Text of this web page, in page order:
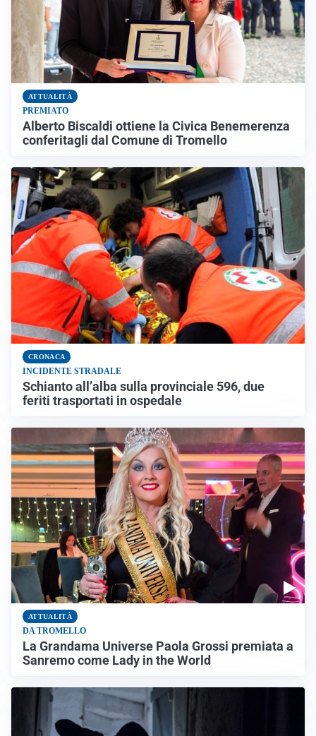
ATTUALITÀ
PREMIATO
Alberto Biscaldi ottiene la Civica Benemerenza
conferitagli dal Comune di Tromello
CRONACA
INCIDENTE STRADALE
Schianto all’alba sulla provinciale 596, due
feriti trasportati in ospedale
ATTUALITÀ
DA TROMELLO
La Grandama Universe Paola Grossi premiata a
Sanremo come Lady in the World